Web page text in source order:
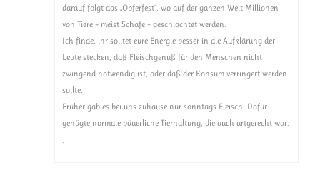
darauf folgt das „Opferfest“, wo auf der ganzen Welt Millionen
von Tiere – meist Schafe – geschlachtet werden.
Ich finde, ihr solltet eure Energie besser in die Aufklärung der
Leute stecken, daß Fleischgenuß für den Menschen nicht
zwingend notwendig ist, oder daß der Konsum verringert werden
sollte.
Früher gab es bei uns zuhause nur sonntags Fleisch. Dafür
genügte normale bäuerliche Tierhaltung, die auch artgerecht war.